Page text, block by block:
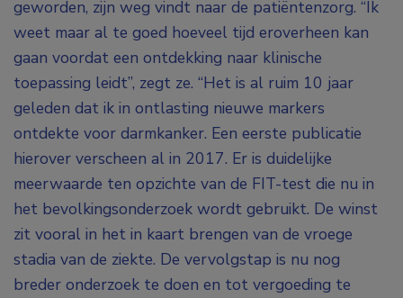
geworden, zijn weg vindt naar de patiëntenzorg. “Ik
weet maar al te goed hoeveel tijd eroverheen kan
gaan voordat een ontdekking naar klinische
toepassing leidt”, zegt ze. “Het is al ruim 10 jaar
geleden dat ik in ontlasting nieuwe markers
ontdekte voor darmkanker. Een eerste publicatie
hierover verscheen al in 2017. Er is duidelijke
meerwaarde ten opzichte van de FIT-test die nu in
het bevolkingsonderzoek wordt gebruikt. De winst
zit vooral in het in kaart brengen van de vroege
stadia van de ziekte. De vervolgstap is nu nog
breder onderzoek te doen en tot vergoeding te